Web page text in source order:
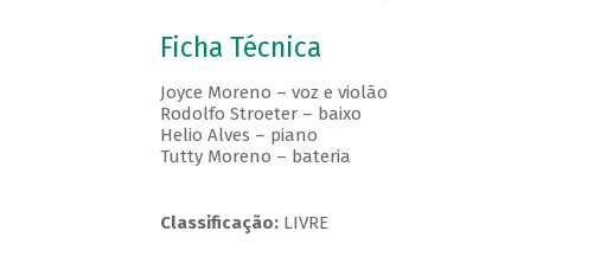
Ficha Técnica
Joyce Moreno – voz e violão
Rodolfo Stroeter – baixo
Helio Alves – piano
Tutty Moreno – bateria
Classificação: LIVRE